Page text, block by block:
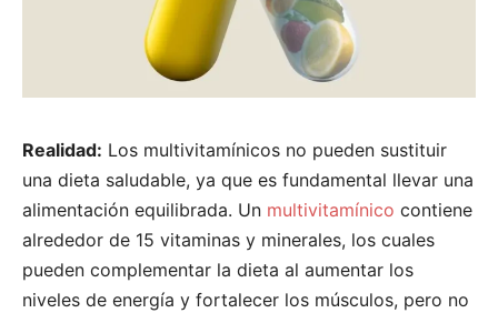
Realidad: Los multivitamínicos no pueden sustituir
una dieta saludable, ya que es fundamental llevar una
alimentación equilibrada. Un multivitamínico contiene
alrededor de 15 vitaminas y minerales, los cuales
pueden complementar la dieta al aumentar los
niveles de energía y fortalecer los músculos, pero no